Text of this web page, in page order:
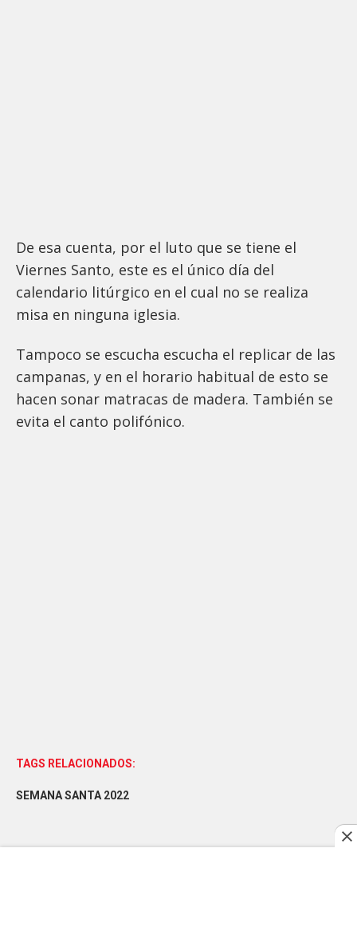
De esa cuenta, por el luto que se tiene el
Viernes Santo, este es el único día del
calendario litúrgico en el cual no se realiza
misa en ninguna iglesia.
Tampoco se escucha escucha el replicar de las
campanas, y en el horario habitual de esto se
hacen sonar matracas de madera. También se
evita el canto polifónico.
TAGS RELACIONADOS:
SEMANA SANTA 2022